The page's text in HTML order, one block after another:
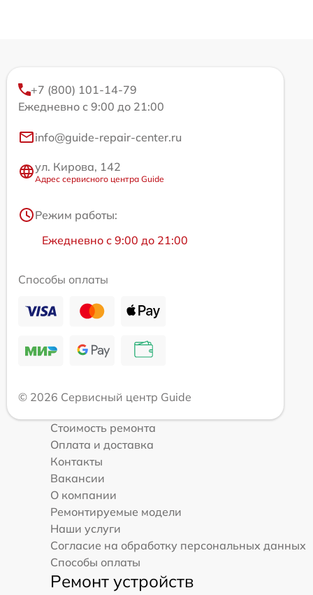
+7 (800) 101-14-79
Ежедневно с 9:00 до 21:00
info@guide-repair-center.ru
ул. Кирова, 142
Адрес сервисного центра Guide
Режим работы:
Ежедневно с 9:00 до 21:00
Способы оплаты
© 2026 Сервисный центр Guide
Стоимость ремонта
Оплата и доставка
Контакты
Вакансии
О компании
Ремонтируемые модели
Наши услуги
Согласие на обработку персональных данных
Способы оплаты
Ремонт устройств